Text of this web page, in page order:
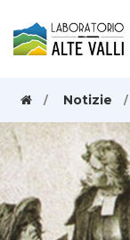
Notizie